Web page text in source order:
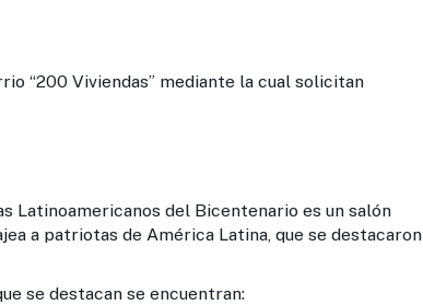
Viviendas” mediante la cual solicitan
del Bicentenario es un salón
a patriotas de América Latina, que se destacaron
se destacan se encuentran: